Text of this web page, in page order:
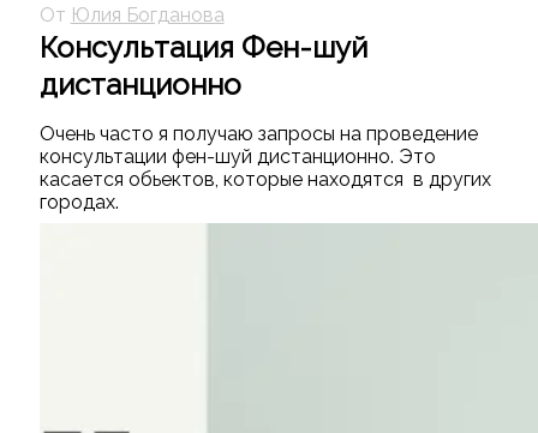
От Юлия Богданова
Консультация Фен-шуй
дистанционно
Очень часто я получаю запросы на проведение
консультации фен-шуй дистанционно. Это
касается обьектов, которые находятся в других
городах.